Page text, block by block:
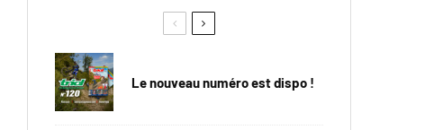
Le nouveau numéro est dispo !